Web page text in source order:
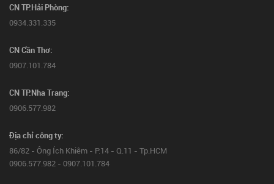
CN TP.Hải Phòng:
0934.331.335
CN Cần Thơ:
0907.101.784
CN TP.Nha Trang:
0906.577.982
Địa chỉ công ty:
86/82 - Ông Ích Khiêm - P.14 - Q.11 - Tp.HCM
0906.577.982 - 0907.101.784